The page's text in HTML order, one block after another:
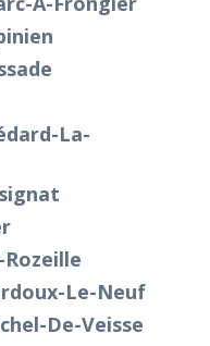
La-
Le-Neuf
De-Veisse